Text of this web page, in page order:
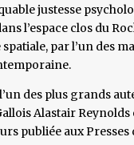
justesse
l’espace clos du
par l’un des
des plus grands
Alastair Reynolds
publiée aux Presses